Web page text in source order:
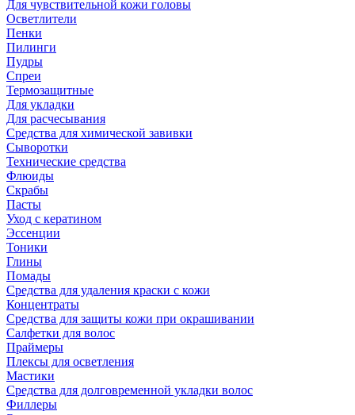
Для чувствительной кожи головы
Осветлители
Пенки
Пилинги
Пудры
Спреи
Термозащитные
Для укладки
Для расчесывания
Средства для химической завивки
Сыворотки
Технические средства
Флюиды
Скрабы
Пасты
Уход с кератином
Эссенции
Тоники
Глины
Помады
Средства для удаления краски с кожи
Концентраты
Средства для защиты кожи при окрашивании
Салфетки для волос
Праймеры
Плексы для осветления
Мастики
Средства для долговременной укладки волос
Филлеры